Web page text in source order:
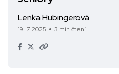
Lenka Hubingerová
19. 7. 2025 3 min čtení